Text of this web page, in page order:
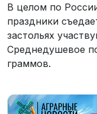
В целом по
праздники
застольях
Среднедушевое
граммов.